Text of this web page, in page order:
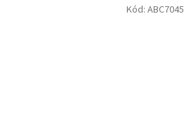
Kód: ABC7045